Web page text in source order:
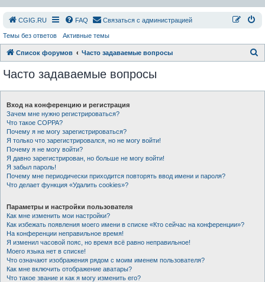
СGIG.RU FAQ Связаться с администрацией
Темы без ответов Активные темы
Список форумов Часто задаваемые вопросы
Часто задаваемые вопросы
Вход на конференцию и регистрация
Зачем мне нужно регистрироваться?
Что такое COPPA?
Почему я не могу зарегистрироваться?
Я только что зарегистрировался, но не могу войти!
Почему я не могу войти?
Я давно зарегистрирован, но больше не могу войти!
Я забыл пароль!
Почему мне периодически приходится повторять ввод имени и пароля?
Что делает функция «Удалить cookies»?
Параметры и настройки пользователя
Как мне изменить мои настройки?
Как избежать появления моего имени в списке «Кто сейчас на конференции»?
На конференции неправильное время!
Я изменил часовой пояс, но время всё равно неправильное!
Моего языка нет в списке!
Что означают изображения рядом с моим именем пользователя?
Как мне включить отображение аватары?
Что такое звание и как я могу изменить его?